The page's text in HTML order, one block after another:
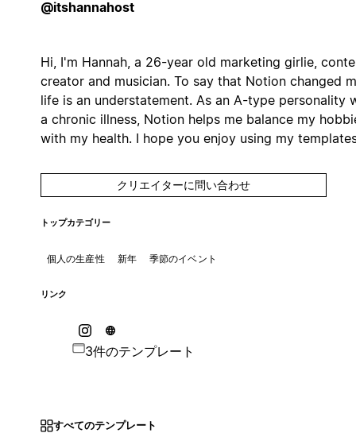
@itshannahost
Hi, I'm Hannah, a 26-year old marketing girlie,
creator and musician. To say that Notion changed
life is an understatement. As an A-type personality
a chronic illness, Notion helps me balance my
with my health. I hope you enjoy using my
クリエイターに問い合わせ
トップカテゴリー
個人の生産性 新年 季節のイベント
リンク
3件のテンプレート
すべてのテンプレート